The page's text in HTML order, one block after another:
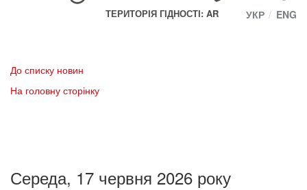
ТЕРИТОРІЯ ГІДНОСТІ: AR
УКР ENG
До списку новин
На головну сторінку
Середа, 17 червня 2026 року